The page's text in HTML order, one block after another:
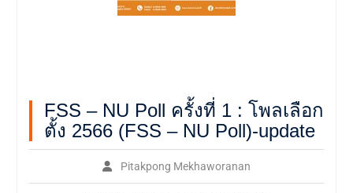
FSS – NU Poll ครั้งที่ 1 : โพลเลือก
ตั้ง 2566 (FSS – NU Poll)-update
Pitakpong Mekhaworanan